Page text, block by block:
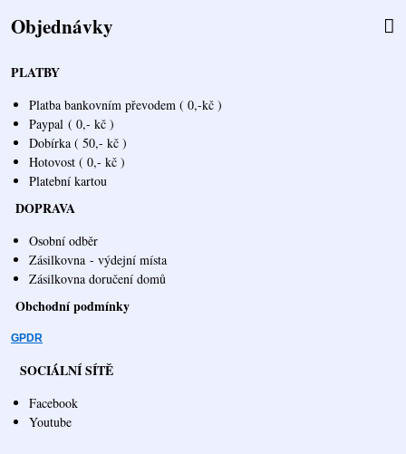
Objednávky
PLATBY
Platba bankovním převodem ( 0,-kč )
Paypal ( 0,- kč )
Dobírka ( 50,- kč )
Hotovost ( 0,- kč )
Platební kartou
DOPRAVA
Osobní odběr
Zásilkovna - výdejní místa
Zásilkovna doručení domů
Obchodní podmínky
GPDR
SOCIÁLNÍ SÍTĚ
Facebook
Youtube